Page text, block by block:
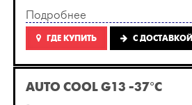
Подробнее
ГДЕ КУПИТЬ C ДОСТАВКОЙ
AUTO COOL G13 -37°C